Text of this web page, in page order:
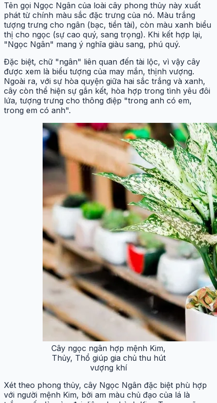
Tên gọi Ngọc Ngân của loài cây phong thủy này xuất
phát từ chính màu sắc đặc trưng của nó. Màu trắng
tượng trưng cho ngân (bạc, tiền tài), còn màu xanh biểu
thị cho ngọc (sự cao quý, sang trọng). Khi kết hợp lại,
"Ngọc Ngân" mang ý nghĩa giàu sang, phú quý.
Đặc biệt, chữ "ngân" liên quan đến tài lộc, vì vậy cây
được xem là biểu tượng của may mắn, thịnh vượng.
Ngoài ra, với sự hòa quyện giữa hai sắc trắng và xanh,
cây còn thể hiện sự gắn kết, hòa hợp trong tình yêu đôi
lứa, tượng trưng cho thông điệp "trong anh có em,
trong em có anh".
Cây ngọc ngân hợp mệnh Kim,
Thủy, Thổ giúp gia chủ thu hút
vượng khí
Xét theo phong thủy, cây Ngọc Ngân đặc biệt phù hợp
với người mệnh Kim, bởi am màu chủ đạo của lá là